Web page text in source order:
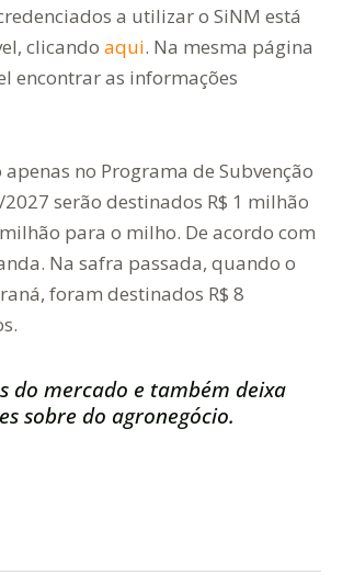
a utilizar o SiNM está
clicando aqui. Na mesma página
encontrar as informações
no Programa de Subvenção
serão destinados R$ 1 milhão
para o milho. De acordo com
Na safra passada, quando o
foram destinados R$ 8
do mercado e também deixa
sobre do agronegócio.